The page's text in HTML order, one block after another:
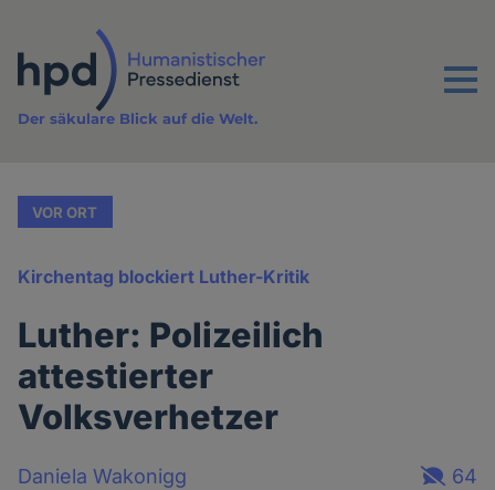
Inhalt
Menu
Der säkulare Blick auf die Welt.
VOR ORT
Kirchentag blockiert Luther-Kritik
Luther: Polizeilich
attestierter
Volksverhetzer
Daniela Wakonigg
64